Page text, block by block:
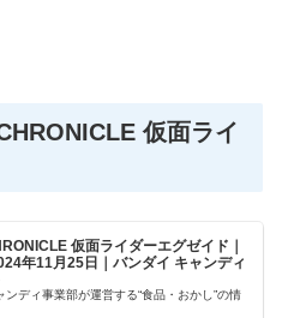
仮面ライ
仮面ライダーエグゼイド｜
年11月25日｜バンダイ キャンディ
ンディ事業部が運営する“食品・おかし”の情